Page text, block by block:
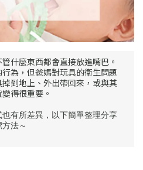
什麼東西都會直接放進嘴巴。
為，但爸媽對玩具的衛生問題
到地上、外出帶回來，或與其
得很重要。
有所差異，以下簡單整理分享
法～